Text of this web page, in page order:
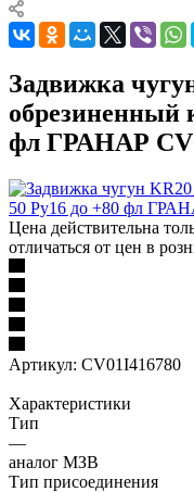
Задвижка
обрезиненный
фл ГРАНАР
Цена действительна
отличаться от цен в
Артикул: CV01I416780
Характеристики
Тип
—
аналог МЗВ
Тип присоединения